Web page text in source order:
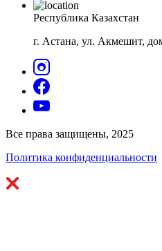
Республика Казахстан
г. Астана, ул. Акмешит,
Все права защищены, 2025
Политика конфиденциальности